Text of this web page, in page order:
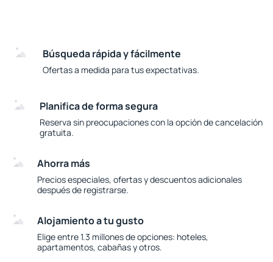
Búsqueda rápida y fácilmente
Ofertas a medida para tus expectativas.
Planifica de forma segura
Reserva sin preocupaciones con la opción de cancelación
gratuita.
Ahorra más
Precios especiales, ofertas y descuentos adicionales
después de registrarse.
Alojamiento a tu gusto
Elige entre 1.3 millones de opciones: hoteles,
apartamentos, cabañas y otros.